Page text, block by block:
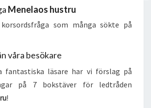
Menelaos hustru
som många sökte på
våra besökare
fantastiska läsare har vi förslag på
på 7 bokstäver för ledtråden
!